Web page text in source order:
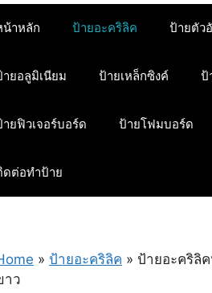
น้าหลัก ป้ายอะคริลิค ป้ายตัว
ยอลูมิเนียม ป้ายเหล็กซิงค์ ป้
ยฟิวเจอร์บอร์ด ป้ายโฟมบอร์ด
ดต่อทำป้าย
» ป้ายอะคริลิค » ป้ายอะคริลิ
าว